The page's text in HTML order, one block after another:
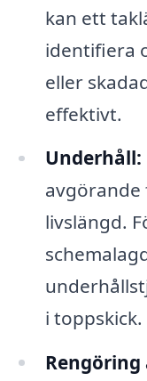
kan ett
identifiera
eller
effektivt.
Underhåll:
livslängd.
i toppskick.
Rengöring